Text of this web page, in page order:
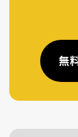
無